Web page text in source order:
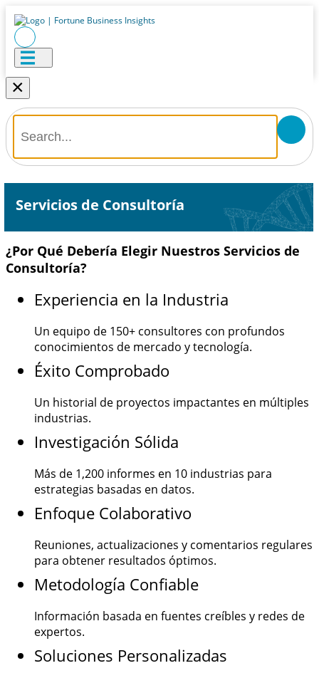
×
Servicios de Consultoría
¿Por Qué Debería Elegir Nuestros Servicios de
Consultoría?
Experiencia en la Industria
Un equipo de 150+ consultores con profundos
conocimientos de mercado y tecnología.
Éxito Comprobado
Un historial de proyectos impactantes en múltiples
industrias.
Investigación Sólida
Más de 1,200 informes en 10 industrias para
estrategias basadas en datos.
Enfoque Colaborativo
Reuniones, actualizaciones y comentarios regulares
para obtener resultados óptimos.
Metodología Confiable
Información basada en fuentes creíbles y redes de
expertos.
Soluciones Personalizadas